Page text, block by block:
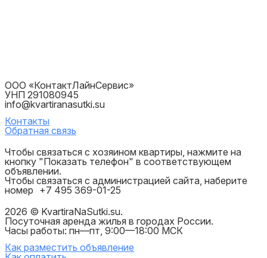
ООО «КонтактЛайнСервис»
УНП 291080945
info@kvartiranasutki.su
Контакты
Обратная связь
Чтобы связаться с хозяином квартиры, нажмите на
кнопку "Показать телефон" в соответствующем
объявлении.
Чтобы связаться с администрацией сайта, наберите
номер +7 495 369-01-25
2026 © KvartiraNaSutki.su.
Посуточная аренда жилья в городах России.
Часы работы: пн—пт, 9:00—18:00 МСК
Как разместить объявление